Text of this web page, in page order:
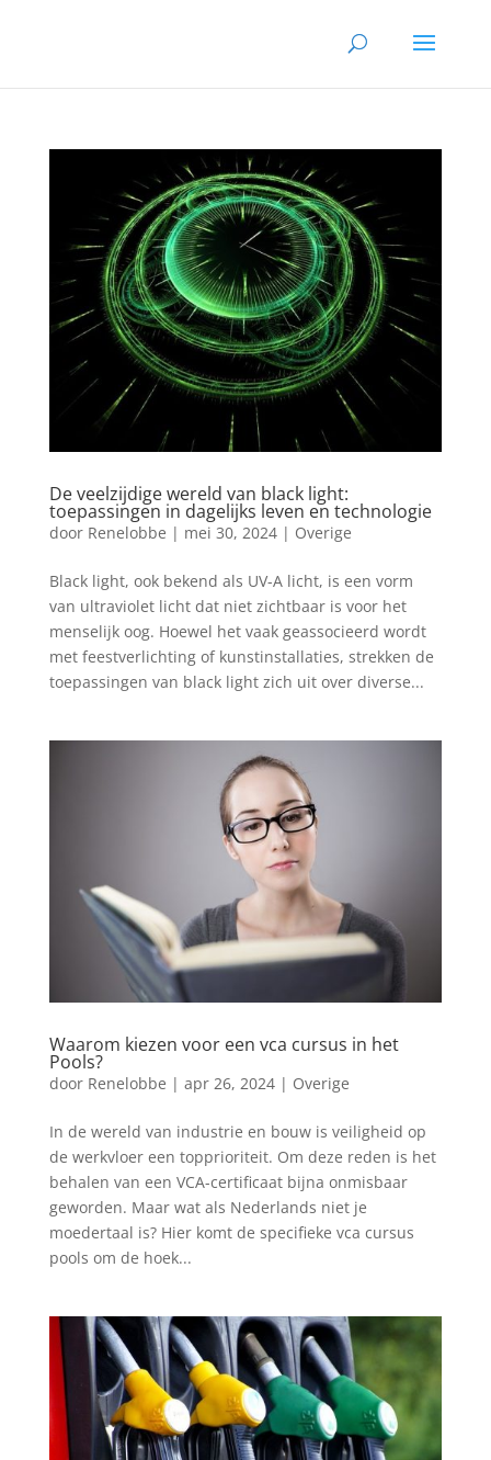
De veelzijdige wereld van black light:
toepassingen in dagelijks leven en technologie
door Renelobbe | mei 30, 2024| Overige
Black light, ook bekend als UV-A licht, is een vorm
van ultraviolet licht dat niet zichtbaar is voor het
menselijk oog. Hoewel het vaak geassocieerd wordt
met feestverlichting of kunstinstallaties, strekken de
toepassingen van black light zich uit over diverse...
Waarom kiezen voor een vca cursus in het
Pools?
door Renelobbe | apr 26, 2024| Overige
In de wereld van industrie en bouw is veiligheid op
de werkvloer een topprioriteit. Om deze reden is het
behalen van een VCA-certificaat bijna onmisbaar
geworden. Maar wat als Nederlands niet je
moedertaal is? Hier komt de specifieke vca cursus
pools om de hoek...